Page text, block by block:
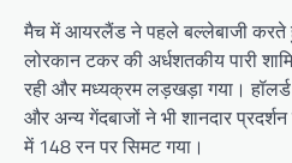
मैच में आयरलैंड ने पहले बल्लेबाजी करते
लोरकान टकर की अर्धशतकीय पारी
रही और मध्यक्रम लड़खड़ा गया।
और अन्य गेंदबाजों ने भी शानदार
में 148 रन पर सिमट गया।